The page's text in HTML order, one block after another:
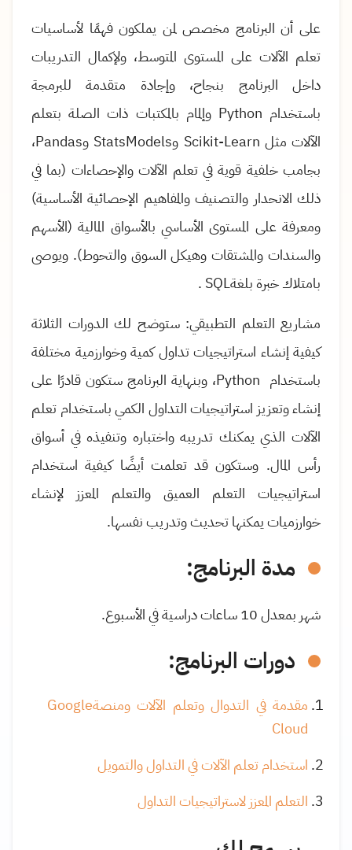
على أن البرنامج مخصص لمن يملكون فهمًا لأساسيات
تعلم الآلات على المستوى المتوسط، ولإكمال التدريبات
داخل البرنامج بنجاح، وإجادة متقدمة للبرمجة
باستخدام Pythonوإلمام بالمكتبات ذات الصلة بتعلم
الآلات مثل Scikit-Learn وStatsModels وPandas،
بجامب خلفية قوية في تعلم الآلات والإحصاءات (بما في
ذلك الانحدار والتصنيف والمفاهيم الإحصائية الأساسية)
ومعرفة على المستوى الأساسي بالأسواق المالية (الأسهم
والسندات والمشتقات وهيكل السوق والتحوط). ويوصى
بامتلاك خبرة بلغةSQL
.
مشاريع التعلم التطبيقي: ستوضح لك الدورات الثلاثة
كيفية إنشاء استراتيجيات تداول كمية وخوارزمية مختلفة
باستخدام Python، وبنهاية البرنامج ستكون قادرًا على
إنشاء وتعزيز استراتيجيات التداول الكمي باستخدام تعلم
الآلات الذي يمكنك تدريبه واختباره وتنفيذه في أسواق
رأس المال. وستكون قد تعلمت أيضًا كيفية استخدام
استراتيجيات التعلم العميق والتعلم المعزز لإنشاء
خوارزميات يمكنها تحديث وتدريب نفسها.
مدة البرنامج:
شهر بمعدل 10 ساعات دراسية في الأسبوع.
دورات البرنامج:
مقدمة في التدوال وتعلم الآلات ومنصةGoogle
Cloud
استخدام تعلم الآلات في التداول والتمويل
التعلم المعزز لاستراتيجيات التداول